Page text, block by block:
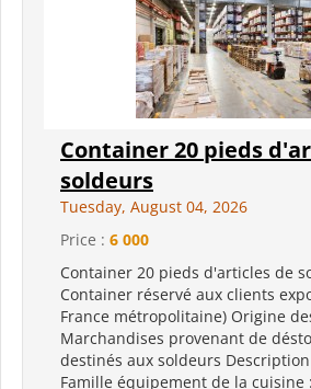
Container 20 pieds
soldeurs
Tuesday, August 04, 2026
Price : 6 000
Container 20 pieds d'articles de
Container réservé aux clients
France métropolitaine) Origine
Marchandises provenant de
destinés aux soldeurs
Famille équipement de la cuisine